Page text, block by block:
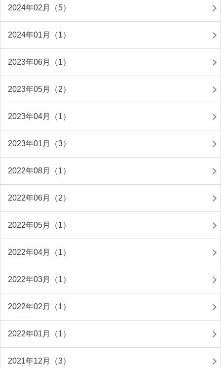
2024年02月（5）
2024年01月（1）
2023年06月（1）
2023年05月（2）
2023年04月（1）
2023年01月（3）
2022年08月（1）
2022年06月（2）
2022年05月（1）
2022年04月（1）
2022年03月（1）
2022年02月（1）
2022年01月（1）
2021年12月（3）